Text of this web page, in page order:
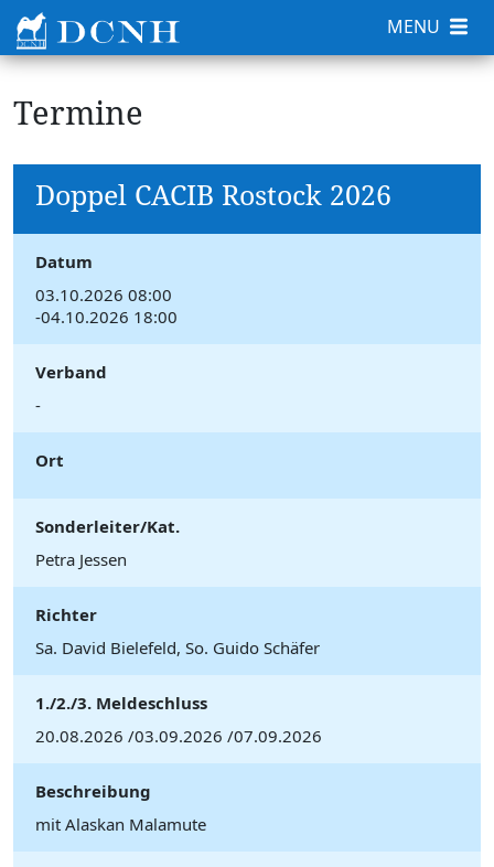
Termine
Doppel CACIB Rostock 2026
Datum
03.10.2026 08:00
-04.10.2026 18:00
Verband
-
Ort
Sonderleiter/Kat.
Petra Jessen
Richter
Sa. David Bielefeld, So. Guido Schäfer
1./2./3. Meldeschluss
20.08.2026 /03.09.2026 /07.09.2026
Beschreibung
mit Alaskan Malamute
MENU